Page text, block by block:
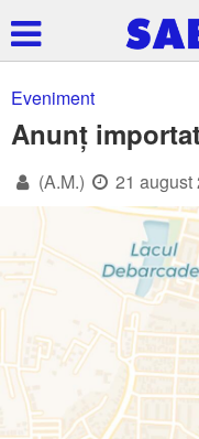
Eveniment
Anunț
(A.M.) 21 august